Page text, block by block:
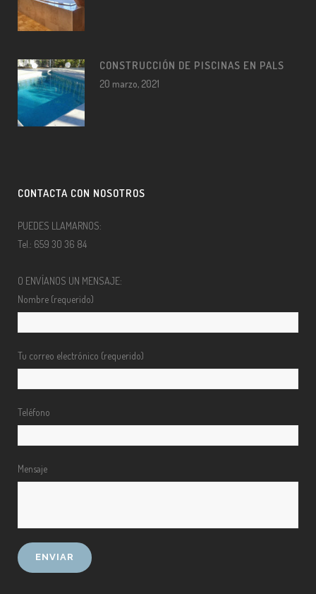
CONSTRUCCIÓN DE PISCINAS EN PALS
20 marzo, 2021
CONTACTA CON NOSOTROS
PUEDES LLAMARNOS:
Tel.: 659 30 36 84
O ENVÍANOS UN MENSAJE:
Nombre (requerido)
Tu correo electrónico (requerido)
Teléfono
Mensaje